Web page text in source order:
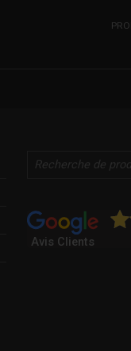
Avis Clients